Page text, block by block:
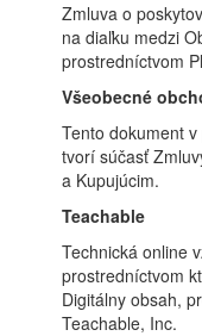
Zmluva o
na diaľku medzi
prostredníctvom
Všeobecné
Tento dokument
tvorí súčasť
a Kupujúcim.
Teachable
Technická online
prostredníctvom
Digitálny obsah,
Teachable, Inc.